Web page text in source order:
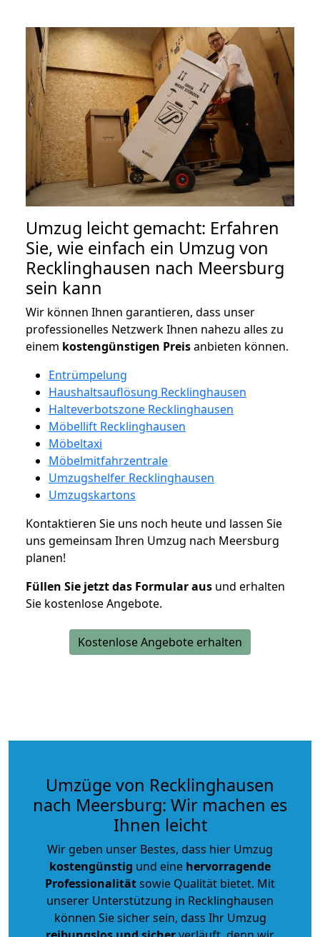
Umzug leicht gemacht: Erfahren
Sie, wie einfach ein Umzug von
Recklinghausen nach Meersburg
sein kann
Wir können Ihnen garantieren, dass unser
professionelles Netzwerk Ihnen nahezu alles zu
einem kostengünstigen Preisanbieten können.
Entrümpelung
Haushaltsauflösung Recklinghausen
Halteverbotszone Recklinghausen
Möbellift Recklinghausen
Möbeltaxi
Möbelmitfahrzentrale
Umzugshelfer Recklinghausen
Umzugskartons
Kontaktieren Sie uns noch heute und lassen Sie
uns gemeinsam Ihren Umzug nach Meersburg
planen!
Füllen Sie jetzt das Formular aus und erhalten
Sie kostenlose Angebote.
Kostenlose Angebote erhalten
Umzüge von Recklinghausen
nach Meersburg: Wir machen es
Ihnen leicht
Wir geben unser Bestes, dass hier Umzug
kostengünstig und eine hervorragende
Professionalitätsowie Qualität bietet. Mit
unserer Unterstützung in Recklinghausen
können Sie sicher sein, dass Ihr Umzug